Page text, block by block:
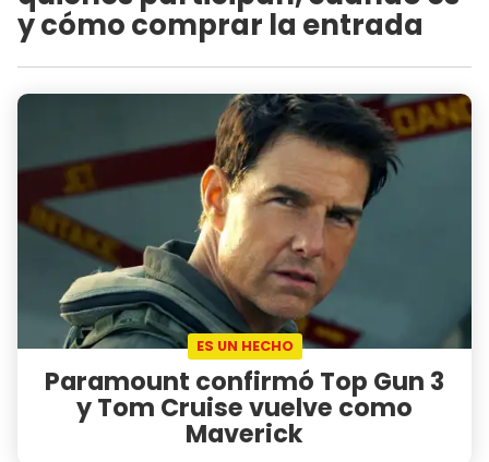
y cómo comprar la entrada
ES UN HECHO
Paramount confirmó Top Gun 3
y Tom Cruise vuelve como
Maverick